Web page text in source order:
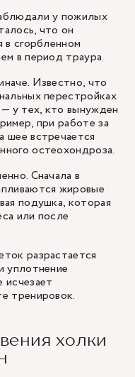
у пожилых
что он
в сгорбленном
в период траура.
Известно, что
перестройках
у тех, кто вынужден
при работе за
шее встречается
остеохондроза.
Сначала в
жировые
подушка, которая
или после
разрастается
уплотнение
тренировок.
холки